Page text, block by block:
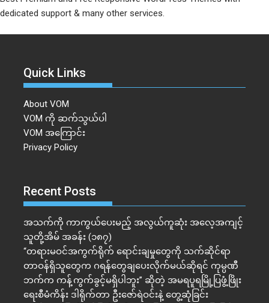
dedicated support & many other services.
Quick Links
About VOM
VOM ကို ဆက်သွယ်ပါ
VOM အကြောင်း
Privacy Policy
Recent Posts
အသက်ကို ကာကွယ်ပေးမည့် အလွယ်ကူဆုံး အလေ့အကျင့်
သူတို့အိမ် အခန်း (၁၈၇)
“တရားမဝင်အကွက်ရိုက် ရောင်းချမှုတွေကို သက်ဆိုင်ရာ
တာဝန်ရှိသူတွေက ဂရန်တွေချပေးလိုက်မယ်ဆိုရင် ကုမ္ပဏီ
ဘက်က ကန့်ကွက်ခွင့်မရှိပါဘူး” ဆိုတဲ့ အမရပူရမြို့ပြဖွံ့ဖြိုး
ရေးစီမံကိန်း ဒါရိုက်တာ ဦးဇော်ရဲဝင်းနဲ့ တွေ့ဆုံခြင်း